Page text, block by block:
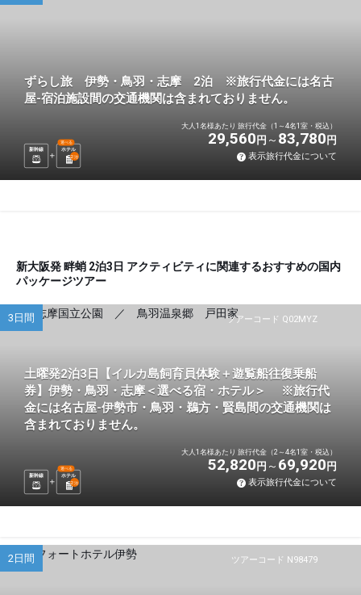
ずらし旅 伊勢・鳥羽・志摩 2泊 ※旅行代金には名古
屋-宿泊施設間の交通機関は含まれておりません。
新幹線 ホテル
選べる
2泊
大人1名様あたり 旅行代金（1～4名1室・税込）
29,560 円 83,780 円
表示旅行代金について
新大阪発 畔蛸 2泊3日 アクティビティに関連するおすすめの国内
パッケージツアー
ツアーコード Q02MYZ
3日間
土曜発2泊3日【イルカ島飼育員体験＋遊覧船往復乗船
券】伊勢・鳥羽・志摩＜選べる宿・ホテル＞ ※旅行代
金には名古屋-伊勢市・鳥羽・鵜方・賢島間の交通機関は
含まれておりません。
新幹線 ホテル
選べる
2泊
大人1名様あたり 旅行代金（2～4名1室・税込）
52,820 円 69,920 円
表示旅行代金について
ツアーコード N98479
2日間